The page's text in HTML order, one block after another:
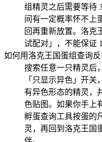
组精灵之后需要等待
间有一定概率怀不上
回再重新放置。洛克
试配对」，不能保证
如何用洛克王国蛋组查询反
搜索任意一只精灵后
「只显示异色」开
有异色形态的精灵，
色贴图。如果你手上
孵蛋查询工具按蛋的
灵，再回到洛克王国